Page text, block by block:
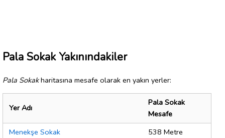
Pala Sokak Yakınındakiler
Pala Sokakharitasına mesafe olarak en yakın yerler:
Yer Adı
Pala Sokak
Mesafe
Menekşe Sokak
538 Metre